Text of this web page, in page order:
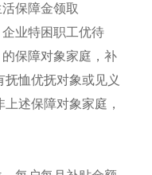
保障金领取
业特困职工优待
保障对象家庭，补
抚恤优抚对象或见义
述保障对象家庭，